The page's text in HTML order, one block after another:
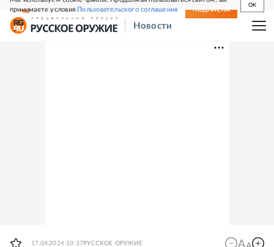
принимаете условияПользовательского соглашения
OK
СВЕЖИЙ НОМЕР ПОДПИСКА
Новости
17.04.2024 10:37 РУССКОЕ ОРУЖИЕ